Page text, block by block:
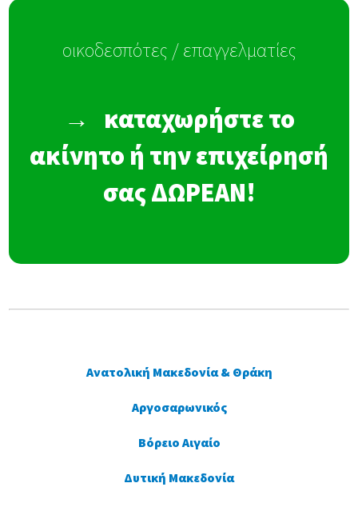
οικοδεσπότες / επαγγελματίες
→ καταχωρήστε το
ακίνητο ή την επιχείρησή
σας ΔΩΡΕΑΝ!
Ανατολική Μακεδονία & Θράκη
Αργοσαρωνικός
Βόρειο Αιγαίο
Δυτική Μακεδονία